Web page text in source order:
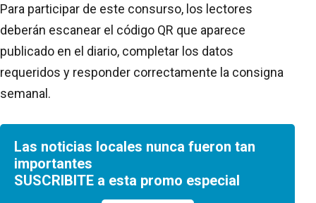
Para participar de este consurso, los lectores
deberán escanear el código QR que aparece
publicado en el diario, completar los datos
requeridos y responder correctamente la consigna
semanal.
Las noticias locales nunca fueron tan
importantes
SUSCRIBITE a esta promo especial